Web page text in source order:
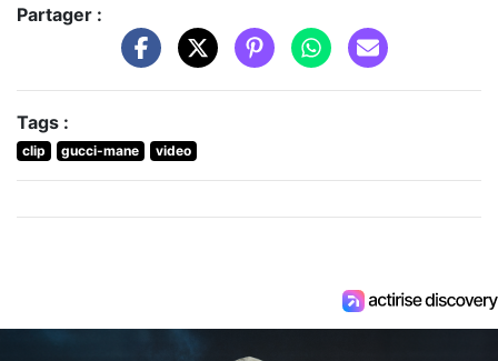
Partager :
Tags :
clip gucci-mane video